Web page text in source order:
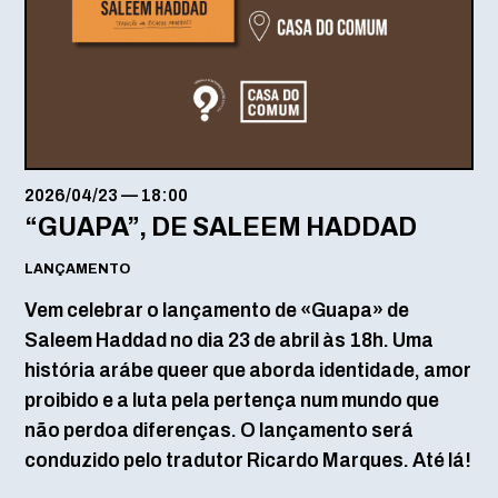
2026/04/23 — 18:00
“GUAPA”, DE SALEEM HADDAD
LANÇAMENTO
Vem celebrar o lançamento de «Guapa» de
Saleem Haddad no dia 23 de abril às 18h. Uma
história arábe queer que aborda identidade, amor
proibido e a luta pela pertença num mundo que
não perdoa diferenças. O lançamento será
conduzido pelo tradutor Ricardo Marques. Até lá!